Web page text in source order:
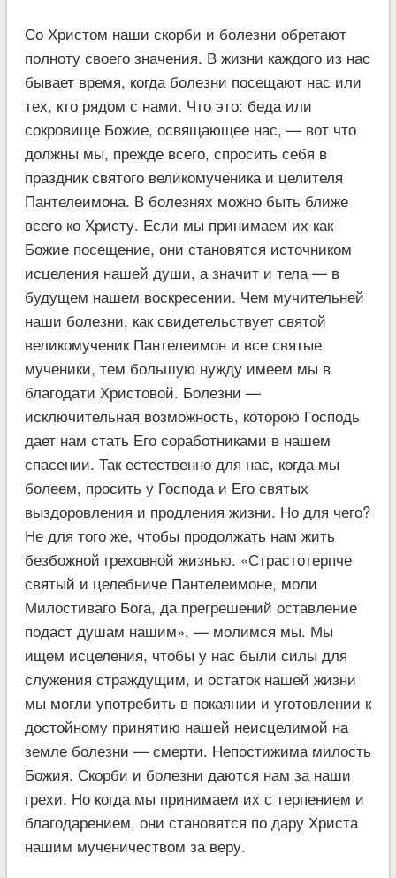
Со Христом наши скорби и болезни обретают
полноту своего значения. В жизни каждого из нас
бывает время, когда болезни посещают нас или
тех, кто рядом с нами. Что это: беда или
сокровище Божие, освящающее нас, — вот что
должны мы, прежде всего, спросить себя в
праздник святого великомученика и целителя
Пантелеимона. В болезнях можно быть ближе
всего ко Христу. Если мы принимаем их как
Божие посещение, они становятся источником
исцеления нашей души, а значит и тела — в
будущем нашем воскресении. Чем мучительней
наши болезни, как свидетельствует святой
великомученик Пантелеимон и все святые
мученики, тем большую нужду имеем мы в
благодати Христовой. Болезни —
исключительная возможность, которою Господь
дает нам стать Его соработниками в нашем
спасении. Так естественно для нас, когда мы
болеем, просить у Господа и Его святых
выздоровления и продления жизни. Но для чего?
Не для того же, чтобы продолжать нам жить
безбожной греховной жизнью. «Страстотерпче
святый и целебниче Пантелеимоне, моли
Милостиваго Бога, да прегрешений оставление
подаст душам нашим», — молимся мы. Мы
ищем исцеления, чтобы у нас были силы для
служения страждущим, и остаток нашей жизни
мы могли употребить в покаянии и уготовлении к
достойному принятию нашей неисцелимой на
земле болезни — смерти. Непостижима милость
Божия. Скорби и болезни даются нам за наши
грехи. Но когда мы принимаем их с терпением и
благодарением, они становятся по дару Христа
нашим мученичеством за веру.